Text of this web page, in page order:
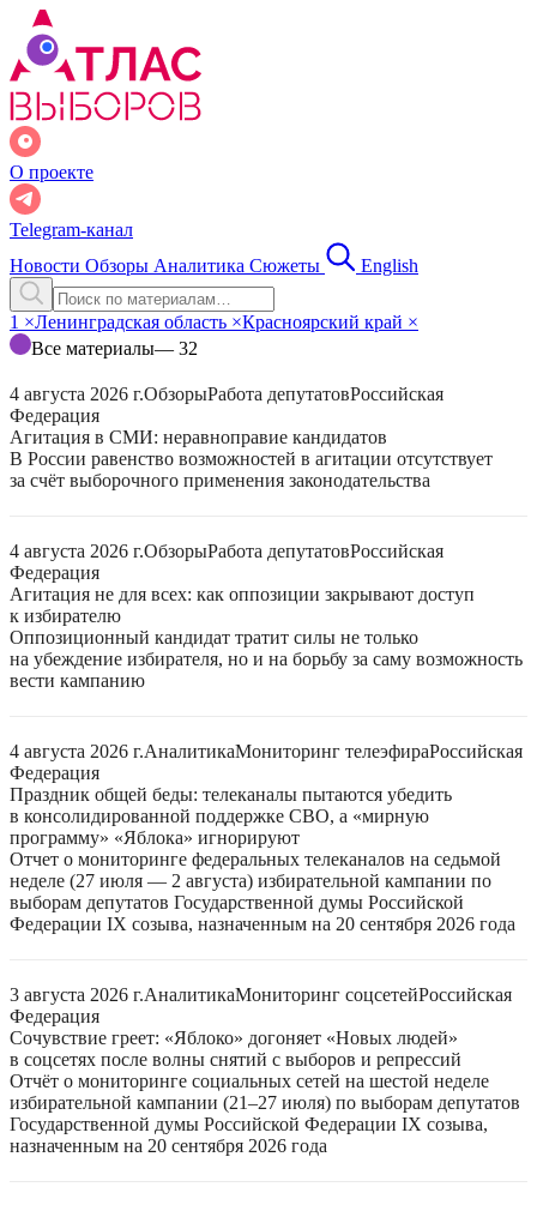
О проекте
Telegram-канал
Новости Обзоры Аналитика Сюжеты English
1 ×Ленинградская область ×Красноярский край ×
Все материалы— 32
4 августа 2026 г.ОбзорыРабота депутатовРоссийская
Федерация
Агитация в СМИ: неравноправие кандидатов
В России равенство возможностей в агитации отсутствует
за счёт выборочного применения законодательства
4 августа 2026 г.ОбзорыРабота депутатовРоссийская
Федерация
Агитация не для всех: как оппозиции закрывают доступ
к избирателю
Оппозиционный кандидат тратит силы не только
на убеждение избирателя, но и на борьбу за саму возможность
вести кампанию
4 августа 2026 г.АналитикаМониторинг телеэфираРоссийская
Федерация
Праздник общей беды: телеканалы пытаются убедить
в консолидированной поддержке СВО, а «мирную
программу» «Яблока» игнорируют
Отчет о мониторинге федеральных телеканалов на седьмой
неделе (27 июля — 2 августа) избирательной кампании по
выборам депутатов Государственной думы Российской
Федерации IX созыва, назначенным на 20 сентября 2026 года
3 августа 2026 г.АналитикаМониторинг соцсетейРоссийская
Федерация
Сочувствие греет: «Яблоко» догоняет «Новых людей»
в соцсетях после волны снятий с выборов и репрессий
Отчёт о мониторинге социальных сетей на шестой неделе
избирательной кампании (21–27 июля) по выборам депутатов
Государственной думы Российской Федерации IX созыва,
назначенным на 20 сентября 2026 года